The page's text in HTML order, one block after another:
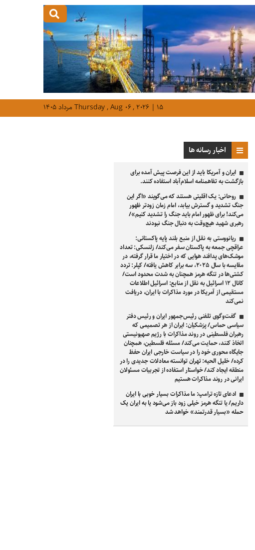
Thursday , Aug ۰۶ , ۲۰۲۶ | ۱۵ مرداد ۱۴۰۵
اخبار رسانه ها
ایران و آمریکا باید از این فرصت پیش آمده برای
بازگشت به تفاهمنامه اسلام‌آباد استفاده کنند.
روحانی: یک اقلیتی هستند که می‌گویند «اگر این
جنگ تشدید و گسترش بیابد، امام زمان زودتر ظهور
می‌کند! برای ظهور امام باید جنگ را تشدید کنیم»/
رهبری شهید هیچ‌وقت به دنبال جنگ نبودند
ریانووستی به نقل از منبع بلند پایه پاکستانی:
عراقچی جمعه به پاکستان سفر می‌کند/ زلنسکی: تعداد
موشک‌های پدافند هوایی که در اختیار ما قرار گرفته، در
مقایسه با سال ۲۰۲۵، سه برابر کاهش یافته/ کپلر: تردد
کشتی‌ها در تنگه هرمز همچنان به‌ شدت محدود است/
کانال ۱۲ اسرائیل به نقل از منابع: اسرائیل اطلاعات
مستقیمی از آمریکا در مورد مذاکرات با ایران، دریافت
نمی‌کند
گفت‌وگوی تلفنی رئیس‌جمهور ایران و رئیس دفتر
سیاسی حماس/ پزشکیان: ایران از هر تصمیمی که
رهبران فلسطینی در روند مذاکرات با رژیم صهیونیستی
اتخاذ کنند، حمایت می‌کند/ مسئله فلسطین، همچنان
جایگاه محوری خود را در سیاست خارجی ایران حفظ
کرده/ خلیل الحیه: تهران توانسته معادلات جدیدی را در
منطقه ایجاد کند/ خواستار استفاده از تجربیات مسئولان
ایرانی در روند مذاکرات هستیم
ادعای تازه ترامپ: ما مذاکرات بسیار خوبی با ایران
داریم/ یا تنگه هرمز خیلی زود باز می‌شود یا به ایران یک
حمله «بسیار قدرتمند» خواهد شد